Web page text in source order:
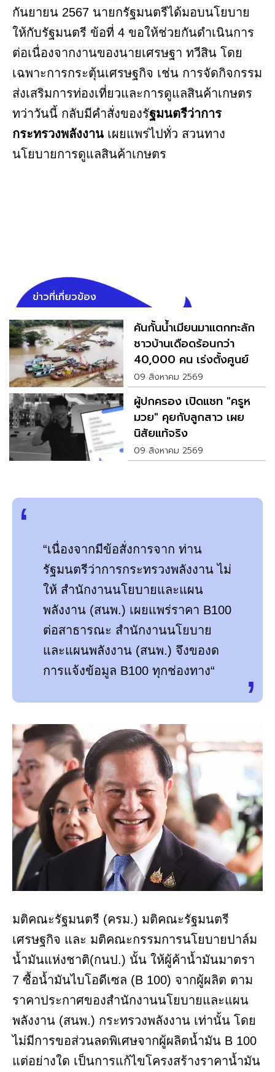
กันยายน 2567 นายกรัฐมนตรีได้มอบนโยบาย
ให้กับรัฐมนตรี ข้อที่ 4 ขอให้ช่วยกันดำเนินการ
ต่อเนื่องจากงานของนายเศรษฐา ทวีสิน โดย
เฉพาะการกระตุ้นเศรษฐกิจ เช่น การจัดกิจกรรม
ส่งเสริมการท่องเที่ยวและการดูแลสินค้าเกษตร
ทว่าวันนี้ กลับมีคำสั่งของรัฐมนตรีว่าการ
กระทรวงพลังงาน เผยแพร่ไปทั่ว สวนทาง
นโยบายการดูแลสินค้าเกษตร
ข่าวที่เกี่ยวข้อง
คันกั้นน้ำเมียนมาแตกทะลัก
ชาวบ้านเดือดร้อนกว่า
40,000 คน เร่งตั้งศูนย์
อพยพช่วยเหลือ
09 สิงหาคม 2569
ผู้ปกครอง เปิดแชท "ครูห
มวย" คุยกับลูกสาว เผย
นิสัยแท้จริง
09 สิงหาคม 2569
“เนื่องจากมีข้อสั่งการจาก ท่าน
รัฐมนตรีว่าการกระทรวงพลังงาน ไม่
ให้ สำนักงานนโยบายและแผน
พลังงาน (สนพ.) เผยแพร่ราคา B100
ต่อสาธารณะ สำนักงานนโยบาย
และแผนพลังงาน (สนพ.) จึงของด
การแจ้งข้อมูล B100 ทุกช่องทาง“
มติคณะรัฐมนตรี (ครม.) มติคณะรัฐมนตรี
เศรษฐกิจ และ มติคณะกรรมการนโยบายปาล์ม
น้ำมันแห่งชาติ(กนป.) นั้น ให้ผู้ค้าน้ำมันมาตรา
7 ซื้อน้ำมันไบโอดีเซล (B 100) จากผู้ผลิต ตาม
ราคาประกาศของสำนักงานนโยบายและแผน
พลังงาน (สนพ.) กระทรวงพลังงาน เท่านั้น โดย
ไม่มีการขอส่วนลดพิเศษจากผู้ผลิตน้ำมัน B 100
แต่อย่างใด เป็นการแก้ไขโครงสร้างราคาน้ำมัน